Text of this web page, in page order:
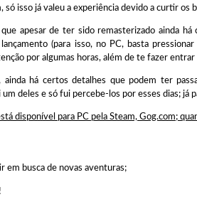
só isso já valeu a experiência devido a curtir os
apesar de ter sido remasterizado ainda
(para isso, no PC, basta
por algumas horas, além de te fazer
ainda há certos detalhes que podem ter
deles e só fui percebe-los por esses dias; já
disponível para PC pela Steam, Gog.com;
em busca de novas aventuras;